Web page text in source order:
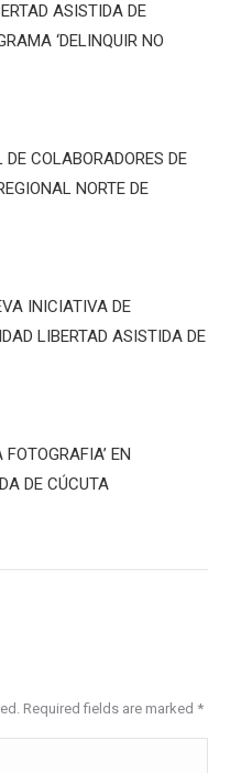
ASISTIDA DE
‘DELINQUIR NO
COLABORADORES DE
NORTE DE
INICIATIVA DE
LIBERTAD ASISTIDA DE
EN
DE CÚCUTA
Required fields are marked *